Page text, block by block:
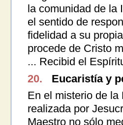
la comunidad de la
el sentido de
fidelidad a su
procede de Cristo
... Recibid el
20.
Eucaristía y
En el misterio de
realizada por
Maestro no sólo